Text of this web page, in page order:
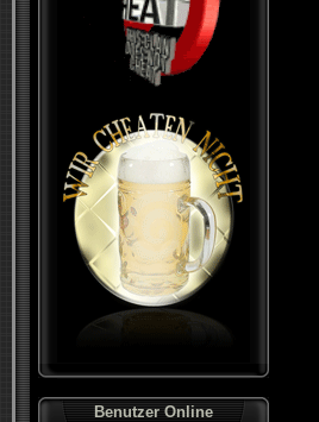
Benutzer Online